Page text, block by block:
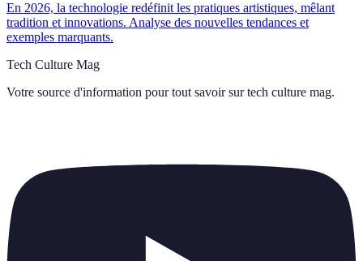
En 2026, la technologie redéfinit les pratiques artistiques, mêlant
tradition et innovations. Analyse des nouvelles tendances et
exemples marquants.
Tech Culture Mag
Votre source d'information pour tout savoir sur tech culture mag.